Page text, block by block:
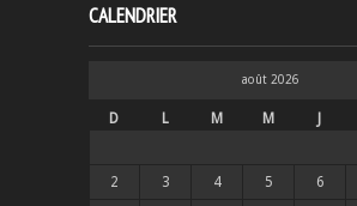
CALENDRIER
août 2026
D L M M J
2 3 4 5 6